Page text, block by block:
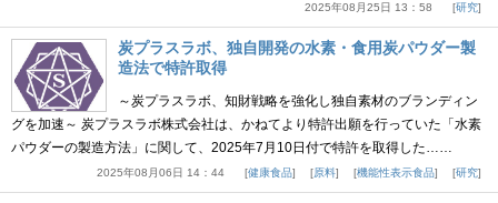
2025年08月25日 13：58 研究
炭プラスラボ、独自開発の水素・食用炭パウダー製
造法で特許取得
～炭プラスラボ、知財戦略を強化し独自素材のブランディン
グを加速～ 炭プラスラボ株式会社は、かねてより特許出願を行っていた「水素
パウダーの製造方法」に関して、2025年7月10日付で特許を取得した……
2025年08月06日 14：44 健康食品 原料 機能性表示食品 研究